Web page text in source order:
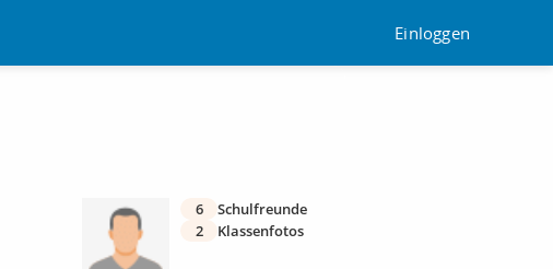
Einloggen
6
Schulfreunde
2
Klassenfotos